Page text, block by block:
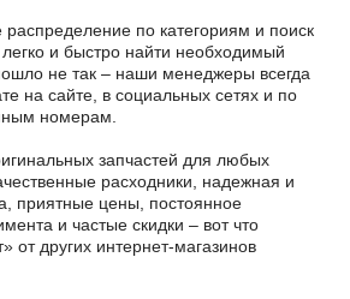
по категориям и поиск
и быстро найти необходимый
не так – наши менеджеры всегда
на сайте, в социальных сетях и по
номерам.
запчастей для любых
расходники, надежная и
приятные цены, постоянное
и частые скидки – вот что
от других интернет-магазинов